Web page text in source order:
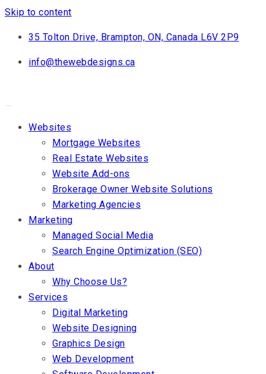
Skip to content
35 Tolton Drive, Brampton, ON, Canada L6V 2P9
info@thewebdesigns.ca
Websites
Mortgage Websites
Real Estate Websites
Website Add-ons
Brokerage Owner Website Solutions
Marketing Agencies
Marketing
Managed Social Media
Search Engine Optimization (SEO)
About
Why Choose Us?
Services
Digital Marketing
Website Designing
Graphics Design
Web Development